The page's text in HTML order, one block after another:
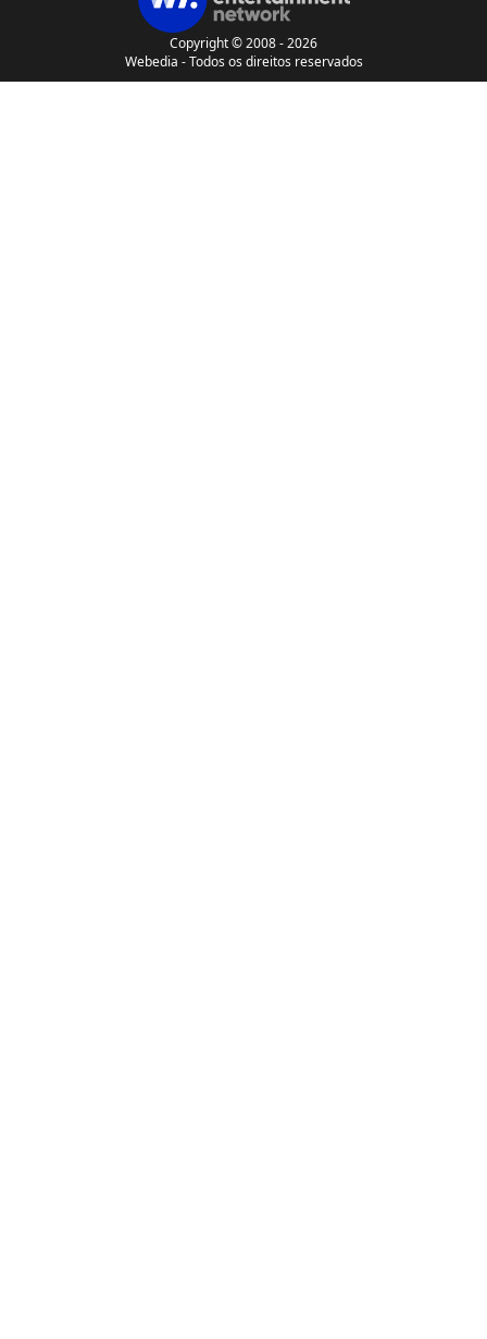
Copyright © 2008 - 2026
Webedia - Todos os direitos reservados